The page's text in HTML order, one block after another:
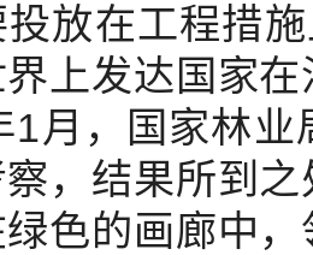
放在工程措
界上发达国家
1月，国家林
，结果所到
色的画廊中